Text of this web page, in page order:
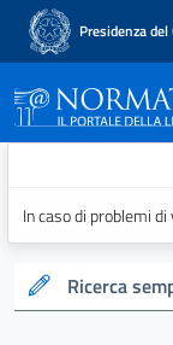
Presidenza
In caso di problemi
Ricerca